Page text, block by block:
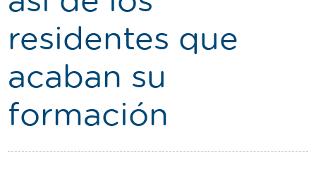
Ser residente
Contacto
Buscador
Català
residentes que
acaban su
formación